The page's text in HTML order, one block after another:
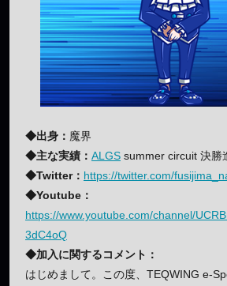
◆出身： 魔界
◆主な実績： ALGS summer circuit 決勝
◆Twitter： https://twitter.com/
◆Youtube：
https://www.youtube.com/channel/
3dC4oQ
◆加入に関するコメント：
はじめまして。この度、TEQWING e-